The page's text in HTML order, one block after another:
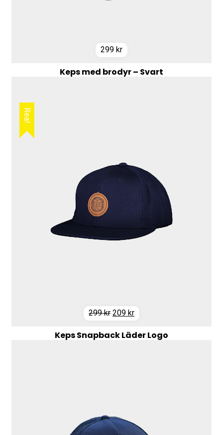
299 kr
Keps med brodyr – Svart
Rea!
299kr Det
priset
209 krDet
priset
Keps Snapback Läder Logo